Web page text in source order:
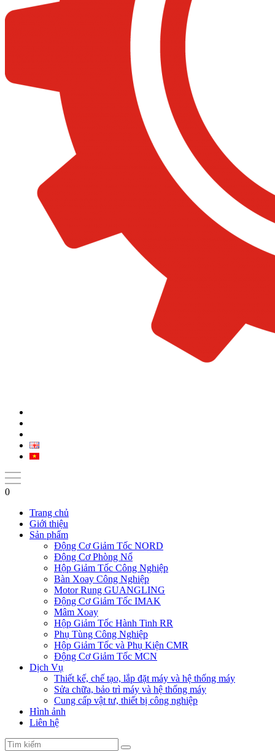
0
Trang chủ
Giới thiệu
Sản phẩm
Động Cơ Giảm Tốc NORD
Động Cơ Phòng Nổ
Hộp Giảm Tốc Công Nghiệp
Bàn Xoay Công Nghiệp
Motor Rung GUANGLING
Động Cơ Giảm Tốc IMAK
Mâm Xoay
Hộp Giảm Tốc Hành Tinh RR
Phụ Tùng Công Nghiệp
Hộp Giảm Tốc và Phụ Kiện CMR
Động Cơ Giảm Tốc MCN
Dịch Vụ
Thiết kế, chế tạo, lắp đặt máy và hệ thống máy
Sửa chữa, bảo trì máy và hệ thống máy
Cung cấp vật tư, thiết bị công nghiệp
Hình ảnh
Liên hệ